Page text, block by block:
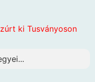
ki Tusványoson